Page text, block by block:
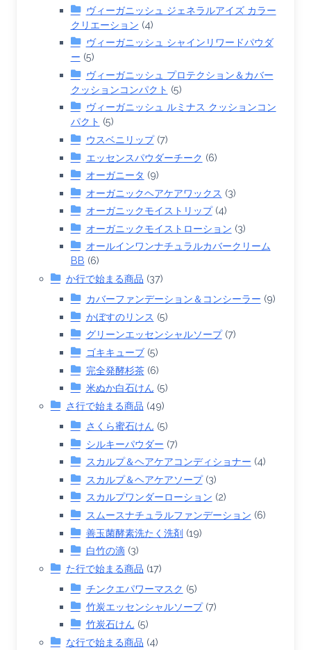
ヴィーガニッシュ ジェネラルアイズ カラー
クリエーション (4)
ヴィーガニッシュ シャインリワードパウダ
ー (5)
ヴィーガニッシュ プロテクション＆カバー
クッションコンパクト (5)
ヴィーガニッシュ ルミナス クッションコン
パクト (5)
ウスベニリップ(7)
エッセンスパウダーチーク (6)
オーガニータ (9)
オーガニックヘアケアワックス (3)
オーガニックモイストリップ(4)
オーガニックモイストローション (3)
オールインワンナチュラルカバークリーム
BB (6)
か行で始まる商品 (37)
カバーファンデーション＆コンシーラー (9)
かぼすのリンス (5)
グリーンエッセンシャルソープ(7)
ゴキキューブ(5)
完全発酵杉茶(6)
米ぬか白石けん (5)
さ行で始まる商品 (49)
さくら蜜石けん (5)
シルキーパウダー (7)
スカルプ＆ヘアケアコンディショナー (4)
スカルプ＆ヘアケアソープ(3)
スカルプワンダーローション (2)
スムースナチュラルファンデーション (6)
善玉菌酵素洗たく洗剤(19)
白竹の滴(3)
た行で始まる商品 (17)
チンクエパワーマスク (5)
竹炭エッセンシャルソープ(7)
竹炭石けん (5)
な行で始まる商品 (4)